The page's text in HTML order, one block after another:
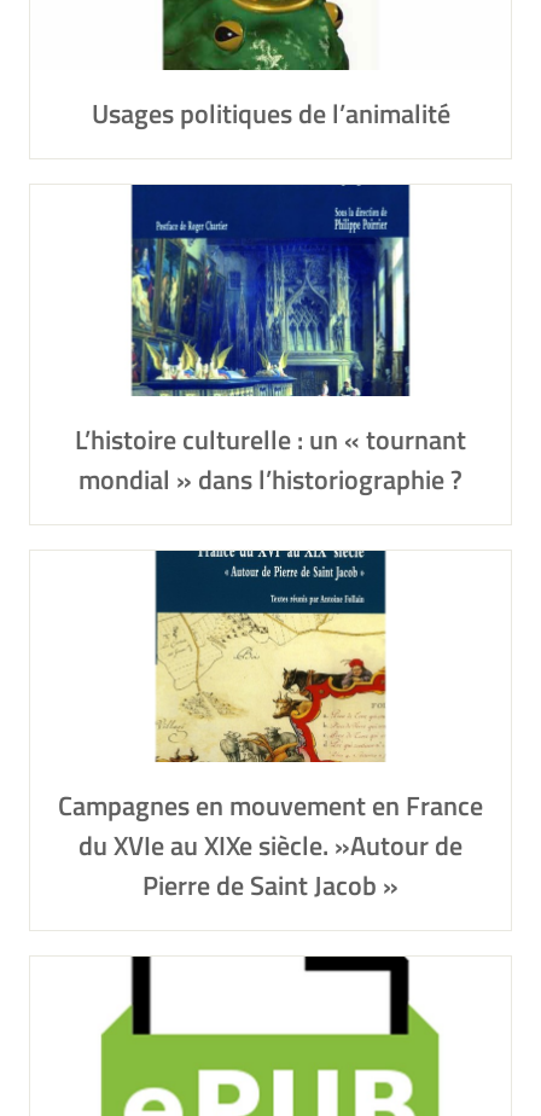
Usages politiques de l’animalité
L’histoire culturelle : un « tournant
mondial » dans l’historiographie ?
Campagnes en mouvement en France
du XVIe au XIXe siècle. »Autour de
Pierre de Saint Jacob »